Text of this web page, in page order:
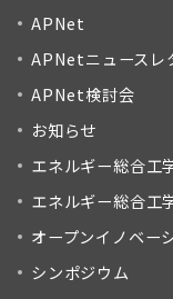
APNet
APNetニュースレ
APNet検討会
お知らせ
エネルギー総合工
エネルギー総合工
オープンイノベー
シンポジウム